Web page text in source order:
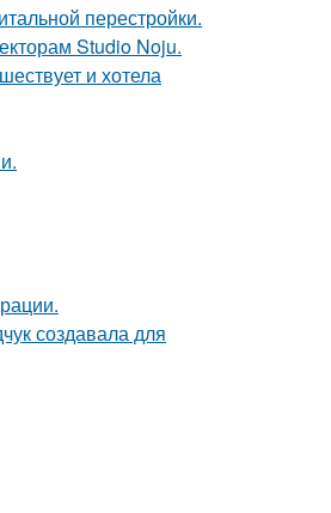
перестройки.
Studio Noju.
и хотела
создавала для